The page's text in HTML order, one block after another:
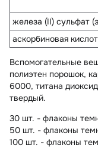
железа (II) сульфат
аскорбиновая
Вспомогательные
полиэтен порошок,
6000, титана
твердый.
30 шт. - флаконы
50 шт. - флаконы
100 шт. - флаконы